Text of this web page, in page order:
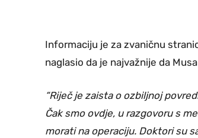
Informaciju je za zvaničnu
naglasio da je najvažnije da
“Riječ je zaista o ozbiljnoj
Čak smo ovdje, u razgovoru s
morati na operaciju. Doktori su